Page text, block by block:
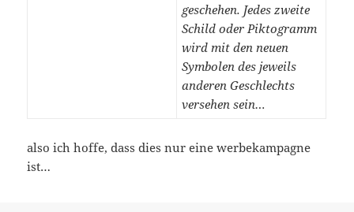
geschehen. Jedes zweite
Schild oder Piktogramm
wird mit den neuen
Symbolen des jeweils
anderen Geschlechts
versehen sein…
also ich hoffe, dass dies nur eine werbekampagne
ist…